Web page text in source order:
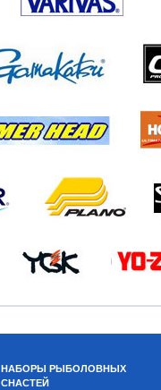
НАБОРЫ РЫБОЛОВНЫХ
СНАСТЕЙ